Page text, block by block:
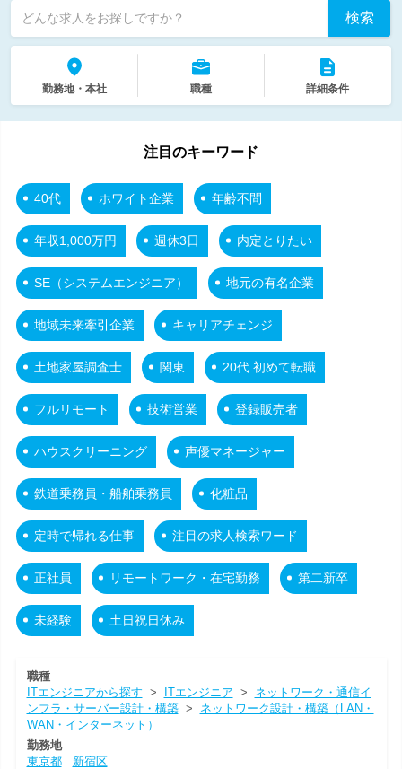
どんな求人をお探しですか？ 検索
勤務地・本社 職種 詳細条件
注目のキーワード
40代 ホワイト企業 年齢不問
年収1,000万円 週休3日 内定とりたい
SE（システムエンジニア） 地元の有名企業
地域未来牽引企業 キャリアチェンジ
土地家屋調査士 関東 20代 初めて転職
フルリモート 技術営業 登録販売者
ハウスクリーニング 声優マネージャー
鉄道乗務員・船舶乗務員 化粧品
定時で帰れる仕事 注目の求人検索ワード
正社員 リモートワーク・在宅勤務 第二新卒
未経験 土日祝日休み
職種
ITエンジニアから探す > ITエンジニア > ネットワーク・通信イ
ンフラ・サーバー設計・構築> ネットワーク設計・構築（LAN・
WAN・インターネット）
勤務地
東京都
新宿区